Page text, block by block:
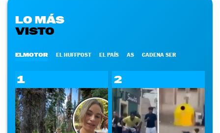
LO MÁS
VISTO
ELMOTOR EL HUFFPOST EL PAÍS AS CADENA SER
1 2